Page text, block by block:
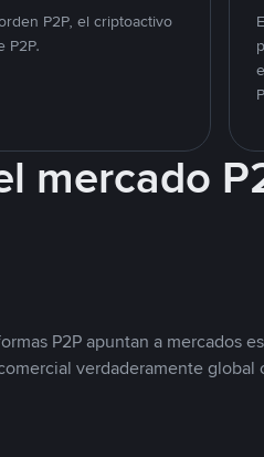
P2P, el criptoactivo
P2P.
mercado
P2P apuntan a mercados
verdaderamente global